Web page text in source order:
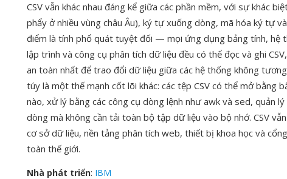
CSV vẫn khác nhau đáng kể giữa các phần mềm, với sự khác
phẩy ở nhiều vùng châu Âu), ký tự xuống dòng, mã hóa ký tự
điểm là tính phổ quát tuyệt đối — mọi ứng dụng bảng tính, hệ
lập trình và công cụ phân tích dữ liệu đều có thể đọc và ghi
an toàn nhất để trao đổi dữ liệu giữa các hệ thống không
túy là một thế mạnh cốt lõi khác: các tệp CSV có thể mở bằng
nào, xử lý bằng các công cụ dòng lệnh như awk và sed, quản
dòng mà không cần tải toàn bộ tập dữ liệu vào bộ nhớ. CSV
cơ sở dữ liệu, nền tảng phân tích web, thiết bị khoa học và
toàn thế giới.
Nhà phát triển: IBM